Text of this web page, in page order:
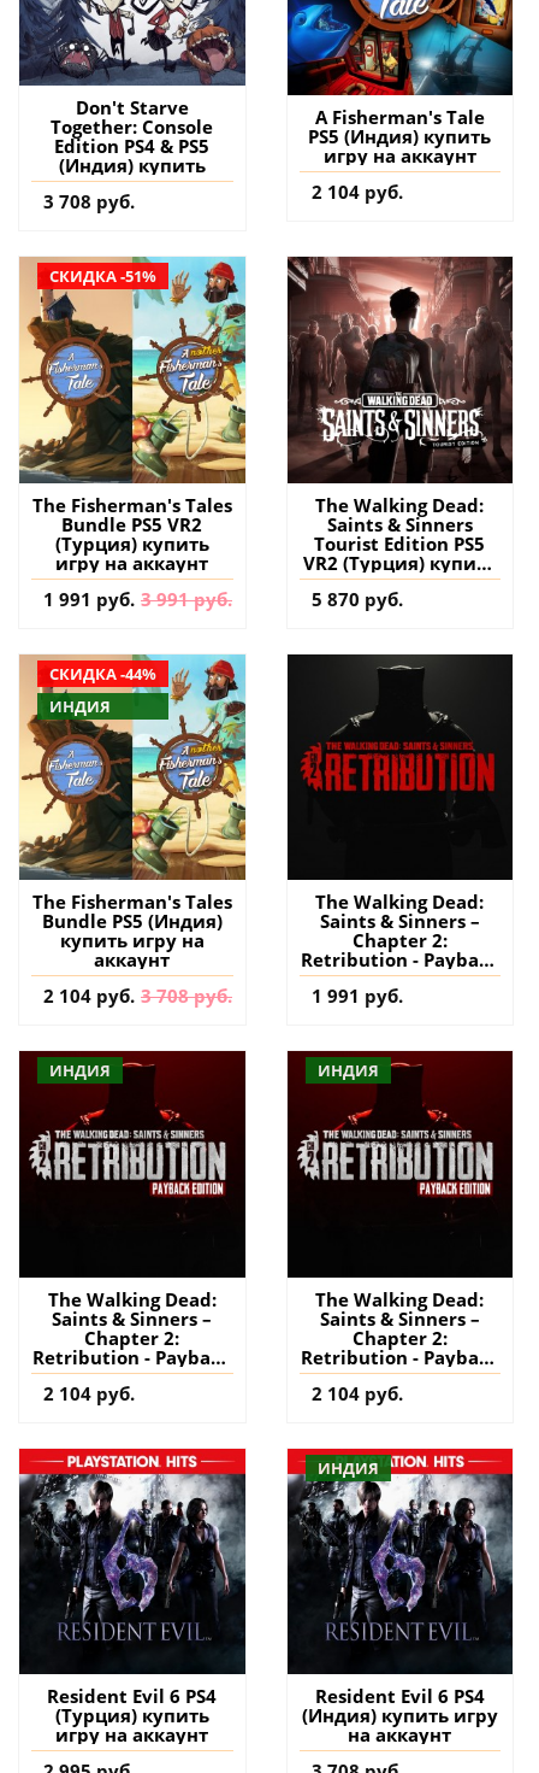
Don't Starve
Together: Console
Edition PS4 & PS5
(Индия) купить
3 708 руб.
A Fisherman's Tale
PS5 (Индия) купить
игру на аккаунт
2 104 руб.
СКИДКА -51%
The Fisherman's Tales
Bundle PS5 VR2
(Турция) купить
игру на аккаунт
1 991 руб. 3 991 руб.
The Walking Dead:
Saints & Sinners
Tourist Edition PS5
VR2 (Турция) купить
игру на аккаунт
5 870 руб.
СКИДКА -44%
ИНДИЯ
The Fisherman's Tales
Bundle PS5 (Индия)
купить игру на
аккаунт
2 104 руб. 3 708 руб.
The Walking Dead:
Saints & Sinners –
Chapter 2:
Retribution - Payback
Edition PS5 VR2
(Турция) купить
1 991 руб.
ИНДИЯ
The Walking Dead:
Saints & Sinners –
Chapter 2:
Retribution - Payback
Edition PS4 (Индия)
купить игру на
2 104 руб.
ИНДИЯ
The Walking Dead:
Saints & Sinners –
Chapter 2:
Retribution - Payback
Edition PS5 (Индия)
купить игру на
2 104 руб.
Resident Evil 6 PS4
(Турция) купить
игру на аккаунт
ИНДИЯ
Resident Evil 6 PS4
(Индия) купить игру
на аккаунт